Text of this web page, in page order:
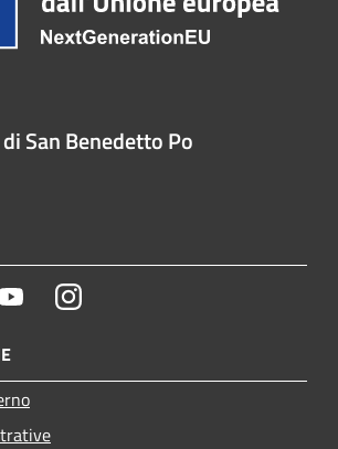
San Benedetto Po
YoutubeInstagram